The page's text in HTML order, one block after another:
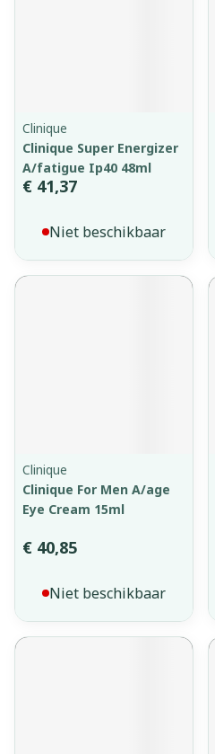
Clinique
Clinique Super Energizer
A/fatigue Ip40 48ml
€ 41,37
Niet beschikbaar
Clinique
Clinique For Men A/age
Eye Cream 15ml
€ 40,85
Niet beschikbaar